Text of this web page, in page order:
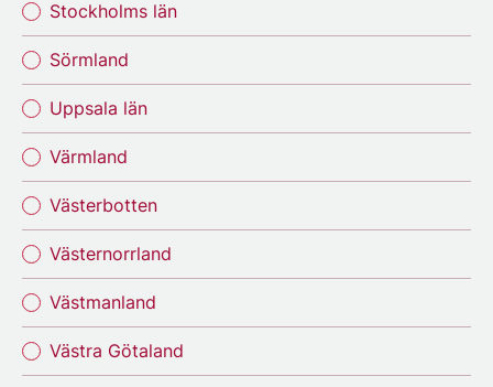
Stockholms län
Sörmland
Uppsala län
Värmland
Västerbotten
Västernorrland
Västmanland
Västra Götaland